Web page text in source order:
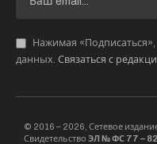
Нажимая
данных. Связаться с
© 2016 – 2026, Сетевое
Свидетельство ЭЛ № ФС 77 –